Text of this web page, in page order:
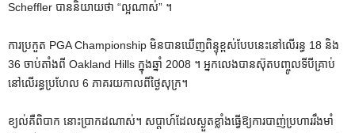
Scheffler បាននិយាយថា “ល្អណាស់” ។
ការប្រកួត PGA Championship មិនបានឃើញពិន្ទុខ្ពស់បែបនេះនៅលើរន្ធ 18 និង
36 ចាប់តាំងពី Oakland Hills ក្នុងឆ្នាំ 2008 ។ អ្នកលេងបានស៊ុតបញ្ចូលទីបីគ្រាប់
នៅលើរន្ធប្រហែល 6 ភាគរយកាលពីថ្ងៃសុក្រ។
ខ្យល់គឺពិបាក នោះប្រាកដណាស់។ សប្តាហ៍ដែលស្ងួតខ្លាំងធ្វើឱ្យការបាញ់ប្រហាររឹងមាំ